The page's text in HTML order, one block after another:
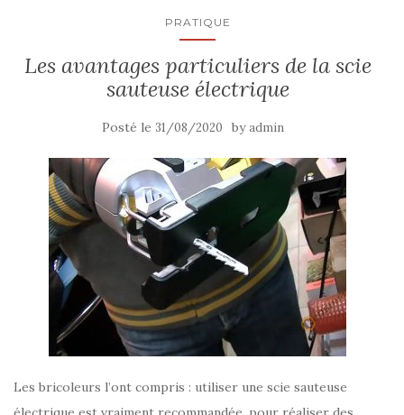
PRATIQUE
Les avantages particuliers de la scie
sauteuse électrique
Posté le 31/08/2020 byadmin
Les bricoleurs l’ont compris : utiliser une scie sauteuse